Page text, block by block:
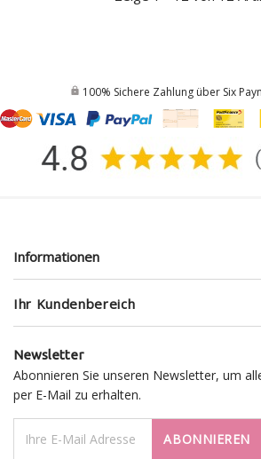
100% Sichere Zahlung über Six
Informationen
Ihr Kundenbereich
Newsletter
Abonnieren Sie unseren Newsletter, um
per E-Mail zu erhalten.
ABONNIEREN